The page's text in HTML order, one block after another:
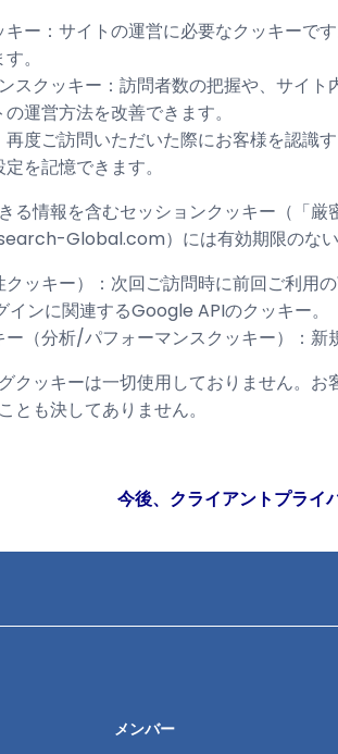
ー：サイトの運営に必要なクッキーで
。
スクッキー：訪問者数の把握や、サイ
運営方法を改善できます。
度ご訪問いただいた際にお客様を認識
を記憶できます。
る情報を含むセッションクッキー（「
Global.com）には有効期限のない
ッキー）：次回ご訪問時に前回ご利用
ンに関連するGoogle APIのクッキー。
（分析/パフォーマンスクッキー）：新
クッキーは一切使用しておりません。
とも決してありません。
今後、クライアントプライ
メンバー